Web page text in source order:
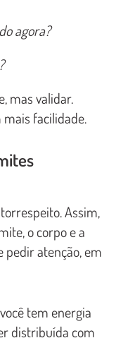
agora?
mas validar.
mais facilidade.
Assim,
o corpo e a
atenção, em
tem energia
distribuída com